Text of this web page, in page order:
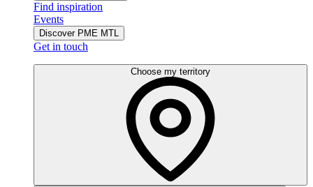
Find inspiration
Events
Discover PME MTL
Get in touch
Choose my territory